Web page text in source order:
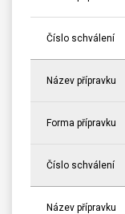
Číslo schválení
Název přípravku
Forma přípravku
Číslo schválení
Název přípravku